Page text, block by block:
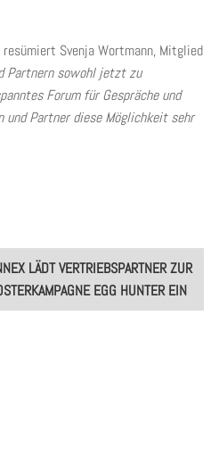
resümiert Svenja Wortmann, Mitglied
Partnern sowohl jetzt zu
Forum für Gespräche und
Partner diese Möglichkeit sehr
LÄDT VERTRIEBSPARTNER ZUR
EGG HUNTER EIN